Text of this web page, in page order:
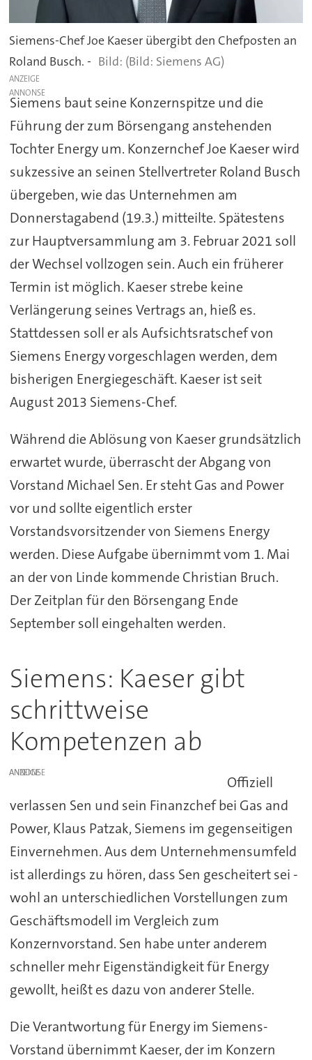
Siemens-Chef Joe Kaeser übergibt den Chefposten an
Roland Busch. -
(Bild: Siemens AG)
ANZEIGE
Siemens baut seine Konzernspitze und die
Führung der zum Börsengang anstehenden
Tochter Energy um. Konzernchef Joe Kaeser wird
sukzessive an seinen Stellvertreter Roland Busch
übergeben, wie das Unternehmen am
Donnerstagabend (19.3.) mitteilte. Spätestens
zur Hauptversammlung am 3. Februar 2021 soll
der Wechsel vollzogen sein. Auch ein früherer
Termin ist möglich. Kaeser strebe keine
Verlängerung seines Vertrags an, hieß es.
Stattdessen soll er als Aufsichtsratschef von
Siemens Energy vorgeschlagen werden, dem
bisherigen Energiegeschäft. Kaeser ist seit
August 2013 Siemens-Chef.
Während die Ablösung von Kaeser grundsätzlich
erwartet wurde, überrascht der Abgang von
Vorstand Michael Sen. Er steht Gas and Power
vor und sollte eigentlich erster
Vorstandsvorsitzender von Siemens Energy
werden. Diese Aufgabe übernimmt vom 1. Mai
an der von Linde kommende Christian Bruch.
Der Zeitplan für den Börsengang Ende
September soll eingehalten werden.
Siemens: Kaeser gibt
schrittweise
Kompetenzen ab
ANZEIGE
Offiziell
verlassen Sen und sein Finanzchef bei Gas and
Power, Klaus Patzak, Siemens im gegenseitigen
Einvernehmen. Aus dem Unternehmensumfeld
ist allerdings zu hören, dass Sen gescheitert sei -
wohl an unterschiedlichen Vorstellungen zum
Geschäftsmodell im Vergleich zum
Konzernvorstand. Sen habe unter anderem
schneller mehr Eigenständigkeit für Energy
gewollt, heißt es dazu von anderer Stelle.
Die Verantwortung für Energy im Siemens-
Vorstand übernimmt Kaeser, der im Konzern